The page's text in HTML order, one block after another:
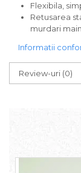
Flexibila,
Retusarea
murdari
Informatii
Review-uri (0)